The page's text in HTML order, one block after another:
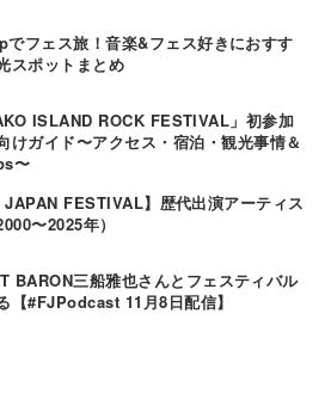
フェス旅！音楽&フェス好きにおすす
スポットまとめ
ISLAND ROCK FESTIVAL」初参加
けガイド〜アクセス・宿泊・観光事情＆
〜
JAPAN FESTIVAL】歴代出演アーティス
〜2025年）
BARON三船雅也さんとフェスティバル
【#FJPodcast 11月8日配信】